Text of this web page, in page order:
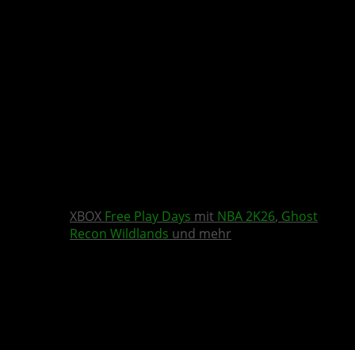
XBOX Free Play Days mit NBA 2K26, Ghost
Recon Wildlands und mehr